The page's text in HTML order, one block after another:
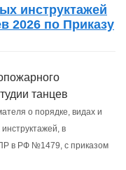
инструктажей
2026 по Приказу
танцев
о порядке, видах и
в
в РФ №1479, с приказом